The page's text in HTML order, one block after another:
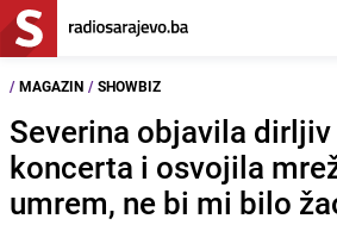
/ MAGAZIN / SHOWBIZ
Severina objavila
koncerta i osvojila
umrem, ne bi mi bilo